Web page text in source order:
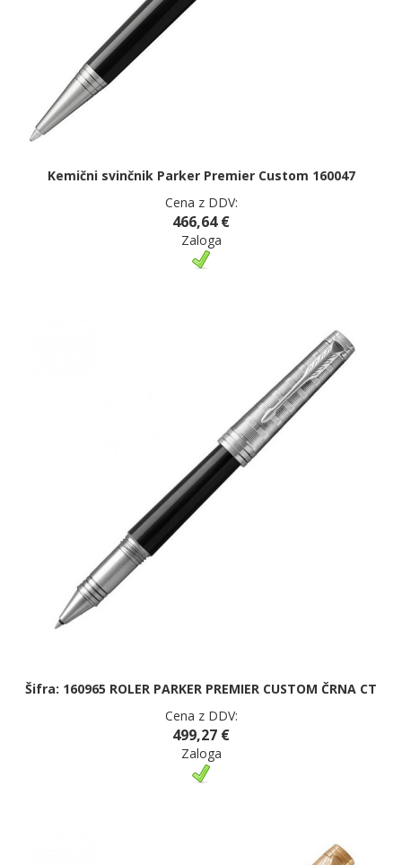
Kemični svinčnik Parker Premier Custom 160047
Cena z DDV:
466,64 €
Zaloga
Šifra: 160965 ROLER PARKER PREMIER CUSTOM ČRNA CT
Cena z DDV:
499,27 €
Zaloga